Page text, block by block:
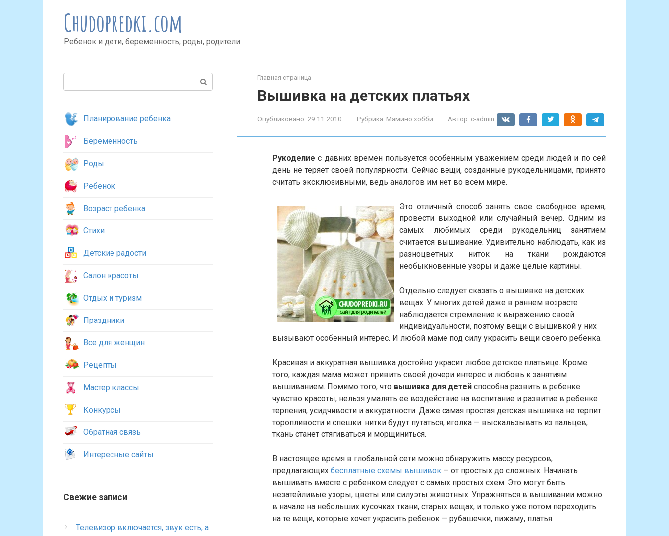
Chudopredki.com
Ребенок и дети, беременность, роды, родители
Главная страница
Вышивка на детских платьях
Опубликовано: 29.11.2010 Рубрика: Мамино хобби Автор: c-admin
Рукоделие с давних времен пользуется особенным уважением среди людей и по сей
день не теряет своей популярности. Сейчас вещи, созданные рукодельницами, принято
считать эксклюзивными, ведь аналогов им нет во всем мире.
Это отличный способ занять свое свободное время,
провести выходной или случайный вечер. Одним из
самых любимых среди рукодельниц занятием
считается вышивание. Удивительно наблюдать, как из
разноцветных ниток на ткани рождаются
необыкновенные узоры и даже целые картины.
Отдельно следует сказать о вышивке на детских
вещах. У многих детей даже в раннем возрасте
наблюдается стремление к выражению своей
индивидуальности, поэтому вещи с вышивкой у них
вызывают особенный интерес. И любой маме под силу украсить вещи своего ребенка.
Красивая и аккуратная вышивка достойно украсит любое детское платьице. Кроме
того, каждая мама может привить своей дочери интерес и любовь к занятиям
вышиванием. Помимо того, что вышивка для детей способна развить в ребенке
чувство красоты, нельзя умалять ее воздействие на воспитание и развитие в ребенке
терпения, усидчивости и аккуратности. Даже самая простая детская вышивка не терпит
торопливости и спешки: нитки будут путаться, иголка — выскальзывать из пальцев,
ткань станет стягиваться и морщиниться.
В настоящее время в глобальной сети можно обнаружить массу ресурсов,
предлагающих бесплатные схемы вышивок — от простых до сложных. Начинать
вышивать вместе с ребенком следует с самых простых схем. Это могут быть
незатейливые узоры, цветы или силуэты животных. Упражняться в вышивании можно
в начале на небольших кусочках ткани, старых вещах, и только уже потом переходить
на те вещи, которые хочет украсить ребенок — рубашечки, пижаму, платья.
Планирование ребенка
Беременность
Роды
Ребенок
Возраст ребенка
Стихи
Детские радости
Салон красоты
Отдых и туризм
Праздники
Все для женщин
Рецепты
Мастер классы
Конкурсы
Обратная связь
Интересные сайты
Свежие записи
Телевизор включается, звук есть, а